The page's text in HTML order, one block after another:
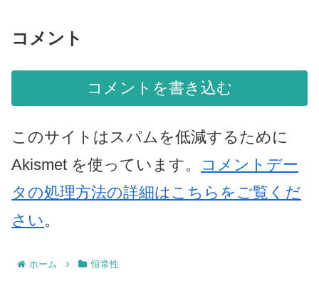
コメント
コメントを書き込む
このサイトはスパムを低減するために
Akismet を使っています。
コメントデー
タの処理方法の詳細はこちらをご覧くだ
さい。
ホーム 恒常性